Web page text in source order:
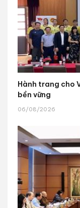
Hành trang cho
bền vững
06/08/2026